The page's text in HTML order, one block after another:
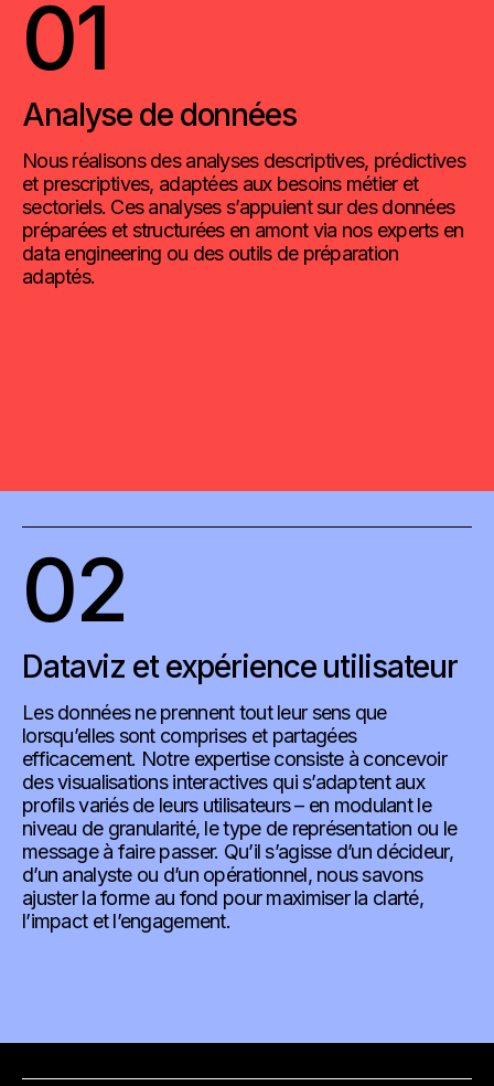
01
Analyse de données
Nous réalisons des analyses descriptives, prédictives
et prescriptives, adaptées aux besoins métier et
sectoriels. Ces analyses s’appuient sur des données
préparées et structurées en amont via nos experts en
data engineering ou des outils de préparation
adaptés.
02
Dataviz et expérience utilisateur
Les données ne prennent tout leur sens que
lorsqu’elles sont comprises et partagées
efficacement. Notre expertise consiste à concevoir
des visualisations interactives qui s’adaptent aux
profils variés de leurs utilisateurs – en modulant le
niveau de granularité, le type de représentation ou le
message à faire passer. Qu’il s’agisse d’un décideur,
d’un analyste ou d’un opérationnel, nous savons
ajuster la forme au fond pour maximiser la clarté,
l’impact et l’engagement.